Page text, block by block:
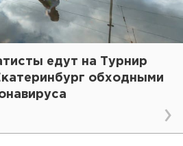
едут на Турнир
обходными